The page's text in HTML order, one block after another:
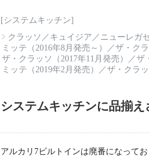
[システムキッチン]
クラッソ ／ キュイジア ／ ニューレガ
ミッテ（2016年8月発売～）
／ザ・ク
ザ・クラッソ（2017年11月発売）
／ザ
ミッテ（2019年2月発売）
／ザ・クラッ
システムキッチンに品揃
アルカリ7ビルトインは廃番になって